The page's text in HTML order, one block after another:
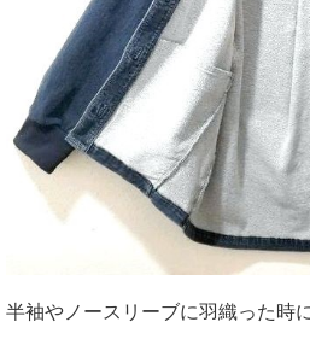
半袖やノースリーブに羽織った時